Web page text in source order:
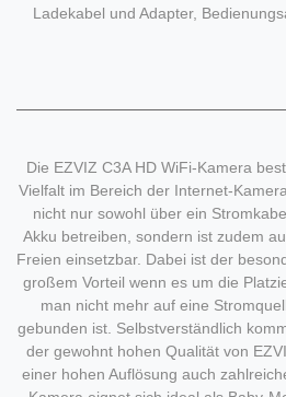
Ladekabel und Adapter,
Die EZVIZ C3A HD WiFi-Kamera
Vielfalt im Bereich der Internet-
nicht nur sowohl über ein
Akku betreiben, sondern ist zudem
Freien einsetzbar. Dabei ist der
großem Vorteil wenn es um die
man nicht mehr auf eine
gebunden ist. Selbstverständlich
der gewohnt hohen Qualität von
einer hohen Auflösung auch